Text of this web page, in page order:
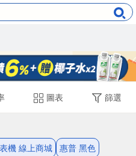
圖表 篩選
機 線上商城 惠普 黑色